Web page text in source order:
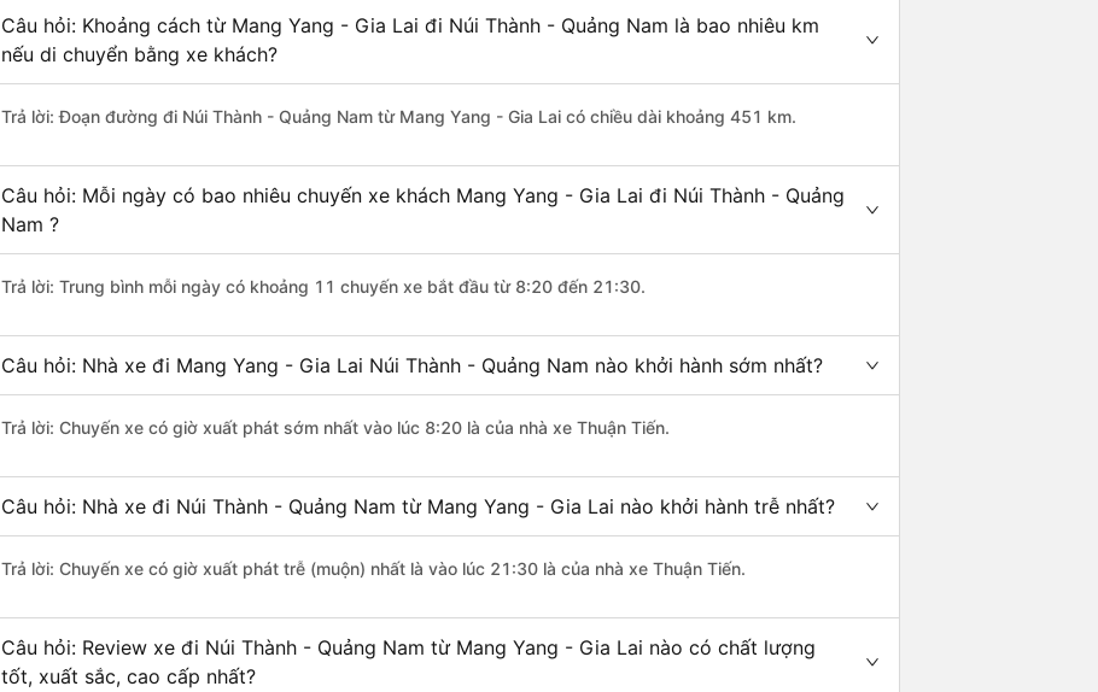
Câu hỏi: Khoảng cách từ Mang Yang - Gia Lai đi Núi Thành - Quảng Nam là bao nhiêu km
nếu di chuyển bằng xe khách?
Trả lời: Đoạn đường đi Núi Thành - Quảng Nam từ Mang Yang - Gia Lai có chiều dài khoảng 451 km.
Câu hỏi: Mỗi ngày có bao nhiêu chuyến xe khách Mang Yang - Gia Lai đi Núi Thành - Quảng
Nam ?
Trả lời: Trung bình mỗi ngày có khoảng 11 chuyến xe bắt đầu từ 8:20 đến 21:30.
Câu hỏi: Nhà xe đi Mang Yang - Gia Lai Núi Thành - Quảng Nam nào khởi hành sớm nhất?
Trả lời: Chuyến xe có giờ xuất phát sớm nhất vào lúc 8:20 là của nhà xe Thuận Tiến.
Câu hỏi: Nhà xe đi Núi Thành - Quảng Nam từ Mang Yang - Gia Lai nào khởi hành trễ nhất?
Trả lời: Chuyến xe có giờ xuất phát trễ (muộn) nhất là vào lúc 21:30 là của nhà xe Thuận Tiến.
Câu hỏi: Review xe đi Núi Thành - Quảng Nam từ Mang Yang - Gia Lai nào có chất lượng
tốt, xuất sắc, cao cấp nhất?